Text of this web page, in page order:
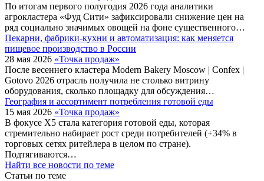
По итогам первого полугодия 2026 года аналитики
агрокластера «Фуд Сити» зафиксировали снижение цен на
ряд социально значимых овощей на фоне существенного…
Пекарни, фабрики-кухни и автоматизация: как меняется
пищевое производство в России
28 мая 2026 «Точка продаж»
После весеннего кластера Modern Bakery Moscow | Confex |
Gotovo 2026 отрасль получила не столько витрину
оборудования, сколько площадку для обсуждения…
География и ассортимент потребления готовой еды
15 мая 2026 «Точка продаж»
В фокусе X5 стала категория готовой еды, которая
стремительно набирает рост среди потребителей (+34% в
торговых сетях ритейлера в целом по стране).
Подтягиваются…
Найти все новости по теме
Статьи по теме